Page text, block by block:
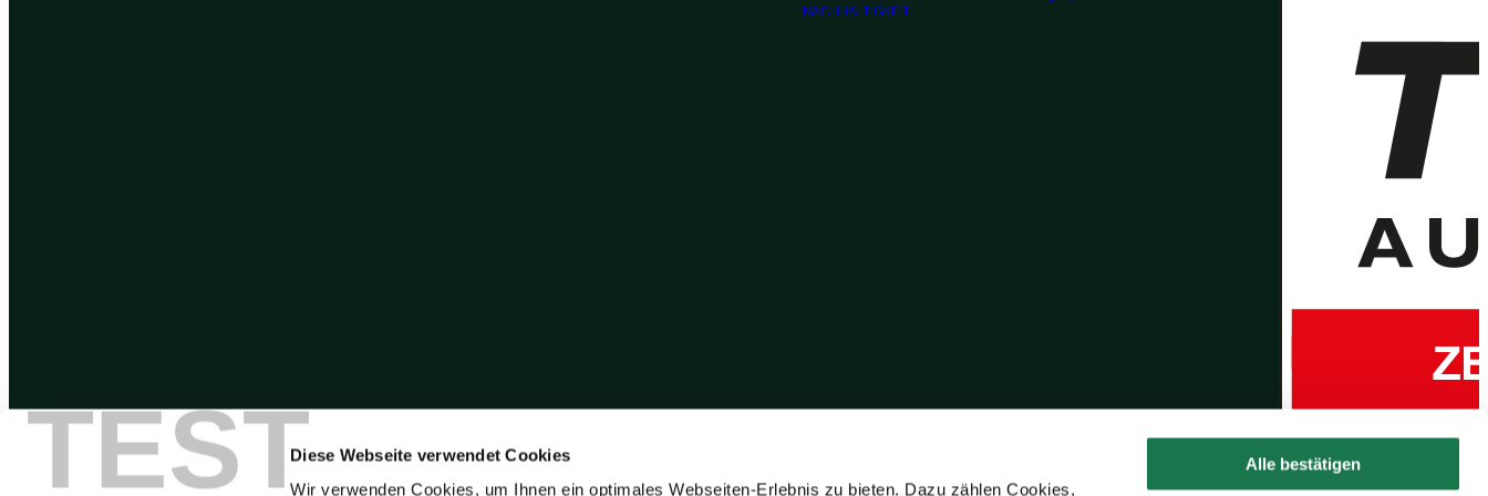
TESTDiese Webseite verwendet Cookies
Wir verwenden Cookies, um Ihnen ein optimales Webseiten-Erlebnis zu bieten. Dazu zählen Cookies,
Alle bestätigen
NACHHALTIGKEIT